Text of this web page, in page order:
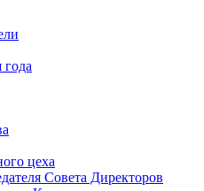
цеха
Совета Директоров